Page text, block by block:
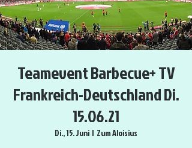
Teamevent Barbecue+ TV
Frankreich-Deutschland Di.
15.06.21
Di., 15. Juni
  |
Zum Aloisius